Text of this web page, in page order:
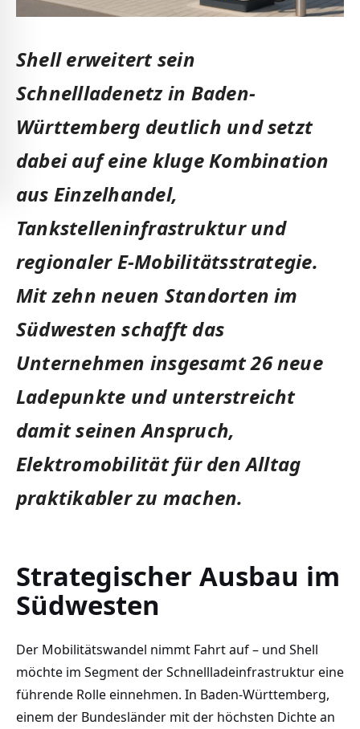
Shell erweitert sein
Schnellladenetz in Baden-
Württemberg deutlich und setzt
dabei auf eine kluge Kombination
aus Einzelhandel,
Tankstelleninfrastruktur und
regionaler E-Mobilitätsstrategie.
Mit zehn neuen Standorten im
Südwesten schafft das
Unternehmen insgesamt 26 neue
Ladepunkte und unterstreicht
damit seinen Anspruch,
Elektromobilität für den Alltag
praktikabler zu machen.
Strategischer Ausbau im
Südwesten
Der Mobilitätswandel nimmt Fahrt auf – und Shell
möchte im Segment der Schnellladeinfrastruktur eine
führende Rolle einnehmen. In Baden-Württemberg,
einem der Bundesländer mit der höchsten Dichte an